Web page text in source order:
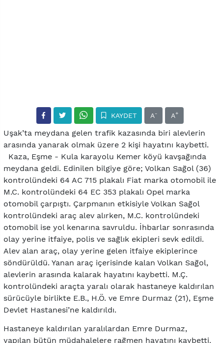
KAYDET A- A+
Uşak’ta meydana gelen trafik kazasında biri alevlerin
arasında yanarak olmak üzere 2 kişi hayatını kaybetti.
Kaza, Eşme - Kula karayolu Kemer köyü kavşağında
meydana geldi. Edinilen bilgiye göre; Volkan Sağol (36)
kontrolündeki 64 AC 715 plakalı Fiat marka otomobil ile
M.C. kontrolündeki 64 EC 353 plakalı Opel marka
otomobil çarpıştı. Çarpmanın etkisiyle Volkan Sağol
kontrolündeki araç alev alırken, M.C. kontrolündeki
otomobil ise yol kenarına savruldu. İhbarlar sonrasında
olay yerine itfaiye, polis ve sağlık ekipleri sevk edildi.
Alev alan araç, olay yerine gelen itfaiye ekiplerince
söndürüldü. Yanan araç içerisinde kalan Volkan Sağol,
alevlerin arasında kalarak hayatını kaybetti. M.Ç.
kontrolündeki araçta yaralı olarak hastaneye kaldırılan
sürücüyle birlikte E.B., H.Ö. ve Emre Durmaz (21), Eşme
Devlet Hastanesi’ne kaldırıldı.
Hastaneye kaldırılan yaralılardan Emre Durmaz,
yapılan bütün müdahalelere rağmen hayatını kaybetti.